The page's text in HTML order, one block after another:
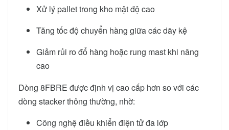
Xử lý pallet trong kho mật độ cao
Tăng tốc độ chuyển hàng giữa các dãy kệ
Giảm rủi ro đổ hàng hoặc rung mast khi nâng
cao
Dòng 8FBRE được định vị cao cấp hơn so với các
dòng stacker thông thường, nhờ:
Công nghệ điều khiển điện tử đa lớp